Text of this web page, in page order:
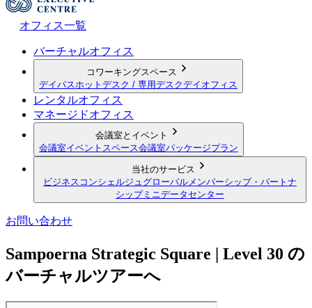
オフィス一覧
バーチャルオフィス
コワーキングスペース
デイパス ホットデスク / 専用デスクデイオフィス
レンタルオフィス
マネージドオフィス
会議室とイベント
会議室イベントスペース会議室パッケージプラン
当社のサービス
ビジネスコンシェルジュ グローバルメンバーシップ・パートナ
シップミニデータセンター
お問い合わせ
Sampoerna Strategic Square | Level 30 の
バーチャルツアーへ